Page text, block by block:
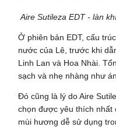
Aire Sutileza EDT - làn
Ở phiên bản EDT, cấu
nước của Lê, trước khi
Linh Lan và Hoa Nhài.
sạch và nhẹ nhàng như
Đó cũng là lý do Aire
chọn được yêu thích
mùi hương dễ sử dụng